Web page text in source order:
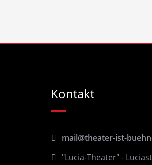
Kontakt
mail@theater-ist-
"Lucia-Theater" -